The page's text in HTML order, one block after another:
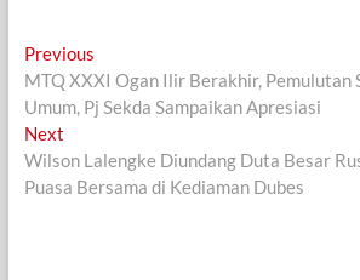
Navigasi
pos
PreviousPrevious
post:
MTQ XXXI Ogan Ilir Berakhir, Pemulutan
Umum, Pj Sekda Sampaikan Apresiasi
NextNext
post:
Wilson Lalengke Diundang Duta Besar
Puasa Bersama di Kediaman Dubes